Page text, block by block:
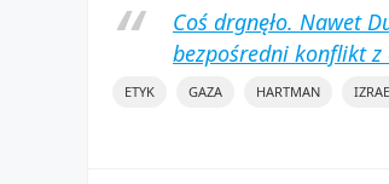
Coś drgnęło. Nawet
bezpośredni konflikt z
ETYK GAZA HARTMAN